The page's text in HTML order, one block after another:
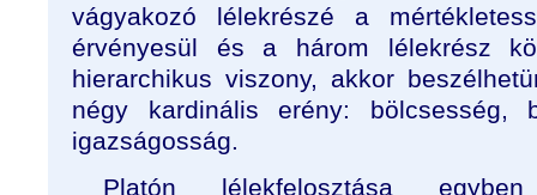
vágyakozó lélekrészé a
érvényesül és a három lélekrész
hierarchikus viszony, akkor
négy kardinális erény: bölcsesség,
igazságosság.
Platón lélekfelosztása